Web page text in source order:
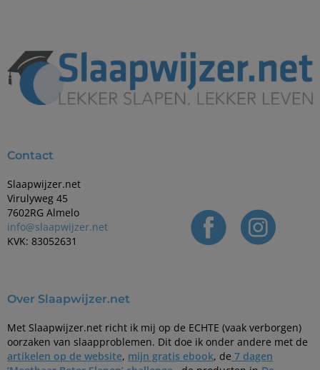
Contact
Slaapwijzer.net
Virulyweg 45
7602RG Almelo
info@slaapwijzer.net
KVK: 83052631
Over Slaapwijzer.net
Met Slaapwijzer.net richt ik mij op de ECHTE (vaak verborgen)
oorzaken van slaapproblemen. Dit doe ik onder andere met de
artikelen op de website, mijn gratis ebook, de 7 dagen